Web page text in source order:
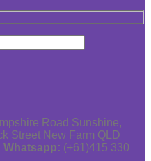
Road Sunshine,
Street New Farm QLD
Whatsapp: (+61)415 330